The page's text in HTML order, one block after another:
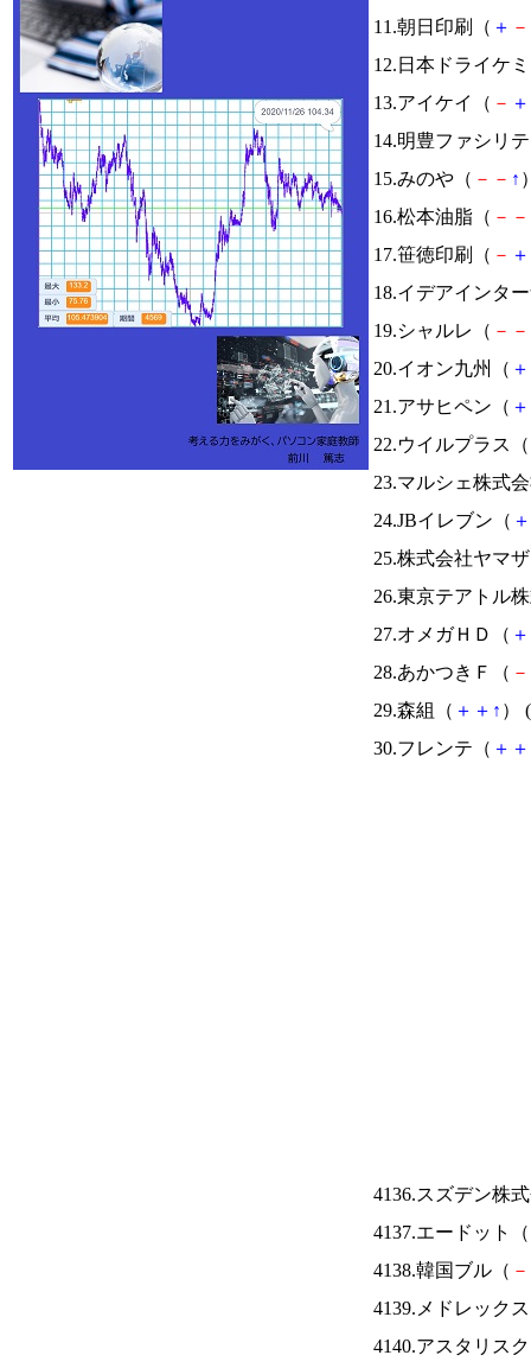
11.朝日印刷（ ＋ －
12.日本ドライケ
13.アイケイ（ － ＋
14.明豊ファシリ
15.みのや（ － － ↑
16.松本油脂（ － －
17.笹徳印刷（ － ＋
18.イデアインタ
19.シャルレ（ － －
20.イオン九州（ ＋
21.アサヒペン（ ＋
22.ウイルプラス（
23.マルシェ株式
24.JBイレブン（ ＋
25.株式会社ヤマ
26.東京テアトル
27.オメガＨＤ（ ＋
28.あかつきＦ（ －
29.森組（ ＋ ＋ ↑ ） (
30.フレンテ（ ＋ ＋
4136.スズデン株
4137.エードット（
4138.韓国ブル（ －
4139.メドレック
4140.アスタリス